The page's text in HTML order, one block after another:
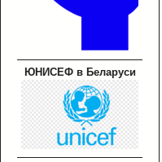
ЮНИСЕФ в Беларуси